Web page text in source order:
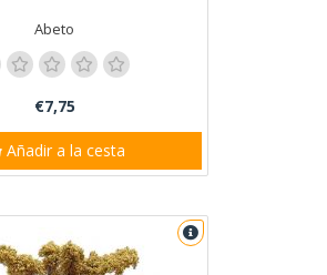
Abeto
€7,75
Añadir a la cesta